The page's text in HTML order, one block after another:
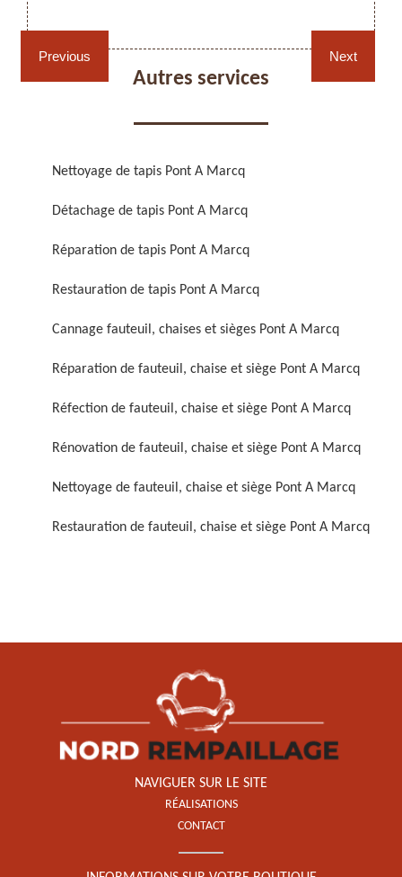
Réparation de fauteuil,
Réfection de fauteuil,
chaise et siège 59
chaise et siège 59
Restauration de fauteuil,
Previous Next
Autres services
Nettoyage de tapis Pont A Marcq
Détachage de tapis Pont A Marcq
Réparation de tapis Pont A Marcq
Restauration de tapis Pont A Marcq
Cannage fauteuil, chaises et sièges Pont A Marcq
Réparation de fauteuil, chaise et siège Pont A Marcq
Réfection de fauteuil, chaise et siège Pont A Marcq
Rénovation de fauteuil, chaise et siège Pont A Marcq
Nettoyage de fauteuil, chaise et siège Pont A Marcq
Restauration de fauteuil, chaise et siège Pont A Marcq
NAVIGUER SUR LE SITE
RÉALISATIONS
CONTACT